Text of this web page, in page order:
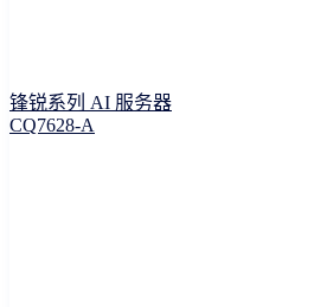
锋锐系列 AI 服务器
CQ7628-A